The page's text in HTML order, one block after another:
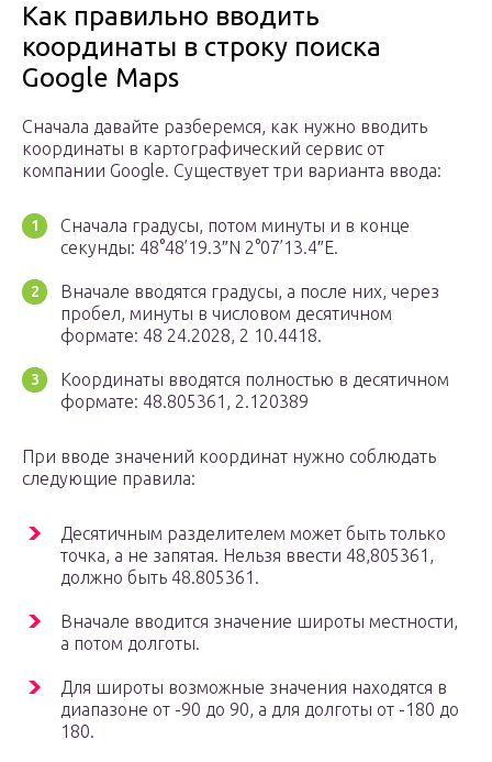
Как правильно вводить
координаты в строку поиска
Google Maps
Сначала давайте разберемся, как нужно вводить
координаты в картографический сервис от
компании Google. Существует три варианта ввода:
Сначала градусы, потом минуты и в конце
секунды: 48°48’19.3″N 2°07’13.4″E.
Вначале вводятся градусы, а после них, через
пробел, минуты в числовом десятичном
формате: 48 24.2028, 2 10.4418.
Координаты вводятся полностью в десятичном
формате: 48.805361, 2.120389
При вводе значений координат нужно соблюдать
следующие правила:
Десятичным разделителем может быть только
точка, а не запятая. Нельзя ввести 48,805361,
должно быть 48.805361.
Вначале вводится значение широты местности,
а потом долготы.
Для широты возможные значения находятся в
диапазоне от -90 до 90, а для долготы от -180 до
180.